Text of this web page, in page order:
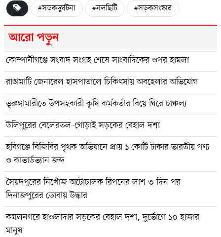
#সড়কদুর্ঘটনা #নলছিটি #সড়কসংস্কার
আরো পড়ুন
কোম্পানীগঞ্জে সংবাদ সংগ্রহ শেষে সাংবাদিকের ওপর হামলা
রাঙামাটি জেনারেল হাসপাতালে চিকিৎসায় অবহেলার অভিযোগ
ভূরুঙ্গামারীতে উপসহকারী কৃষি কর্মকর্তার বিয়ে ঘিরে চাঞ্চল্য
উলিপুরের বেলেরতল-গোড়াই সড়কের বেহাল দশা
হবিগঞ্জে বিজিবির পৃথক অভিযানে প্রায় ১ কোটি টাকার ভারতীয় পণ্য
ও কাভার্ডভ্যান জব্দ
সৈয়দপুরের নিখোঁজ অটোচালক রিপনের লাশ ৩ দিন পর
দিনাজপুরের ডোবায় উদ্ধার
কমলনগরে হাওলাদার সড়কের বেহাল দশা, দুর্ভোগে ১০ হাজার
মানুষ